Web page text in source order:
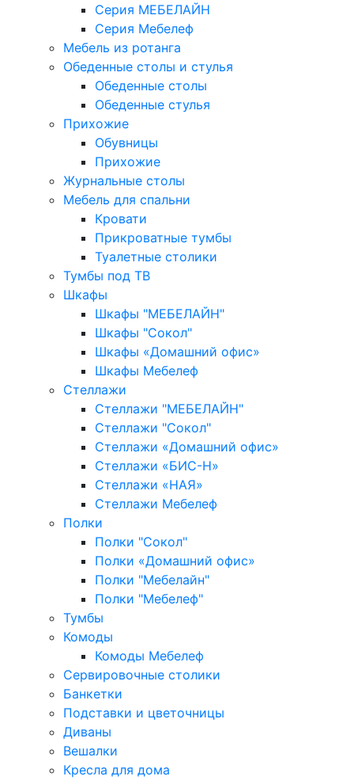
Серия МЕБЕЛАЙН
Серия Мебелеф
Мебель из ротанга
Обеденные столы и стулья
Обеденные столы
Обеденные стулья
Прихожие
Обувницы
Прихожие
Журнальные столы
Мебель для спальни
Кровати
Прикроватные тумбы
Туалетные столики
Тумбы под ТВ
Шкафы
Шкафы "МЕБЕЛАЙН"
Шкафы "Сокол"
Шкафы «Домашний офис»
Шкафы Мебелеф
Стеллажи
Стеллажи "МЕБЕЛАЙН"
Стеллажи "Сокол"
Стеллажи «Домашний офис»
Стеллажи «БИС-Н»
Стеллажи «НАЯ»
Стеллажи Мебелеф
Полки
Полки "Сокол"
Полки «Домашний офис»
Полки "Мебелайн"
Полки "Мебелеф"
Тумбы
Комоды
Комоды Мебелеф
Сервировочные столики
Банкетки
Подставки и цветочницы
Диваны
Вешалки
Кресла для дома